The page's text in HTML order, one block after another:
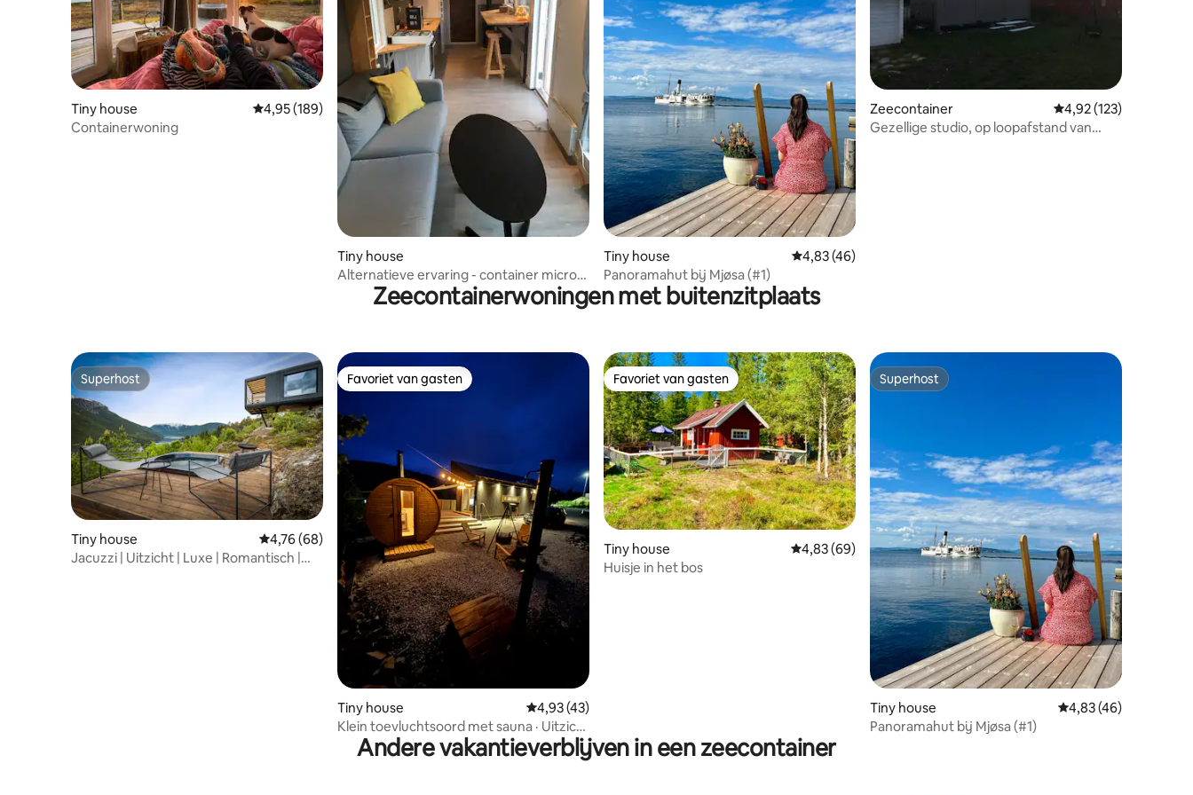
Tiny house Gemiddelde beoordeling van 4,95 op 5, 189 recensies
4,95 (189)
Containerwoning
Tiny house
Alternatieve ervaring - container micro-
Tiny house Gemiddelde beoordeling van 4,83 op 5, 46 recensies
4,83 (46)
Panoramahut bij Mjøsa (#1)
Zeecontainer Gemiddelde
4,92 (123)
Gezellige studio, op loopafstand van
Zeecontainerwoningen met buitenzitplaats
Superhost
Superhost
Tiny house Gemiddelde beoordeling van 4,76 op 5, 68 recensies
4,76 (68)
Jacuzzi | Uitzicht | Luxe | Romantisch |
Favoriet van gasten
Favoriet van gasten
Tiny house Gemiddelde beoordeling van 4,93 op 5, 43 recensies
4,93 (43)
Klein toevluchtsoord met sauna · Uitzicht
op het meer en de bergen
Favoriet van gasten
Favoriet van gasten
Tiny house Gemiddelde beoordeling van 4,83 op 5, 69 recensies
4,83 (69)
Huisje in het bos
Superhost
Superhost
Tiny house Gemiddelde
4,83 (46)
Panoramahut bij Mjøsa (#1)
Andere vakantieverblijven in een zeecontainer